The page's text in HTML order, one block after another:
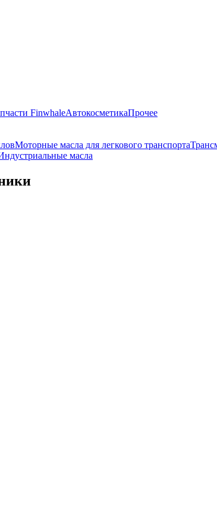
FinwhaleАвтокосметикаПрочее
Моторные масла для легкового транспорта
масла